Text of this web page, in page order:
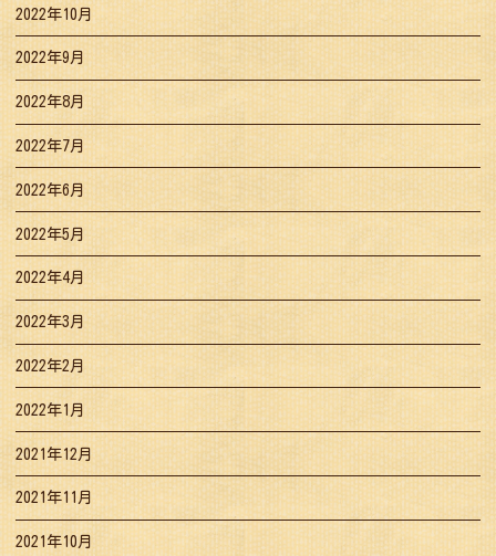
2022年10月
2022年9月
2022年8月
2022年7月
2022年6月
2022年5月
2022年4月
2022年3月
2022年2月
2022年1月
2021年12月
2021年11月
2021年10月